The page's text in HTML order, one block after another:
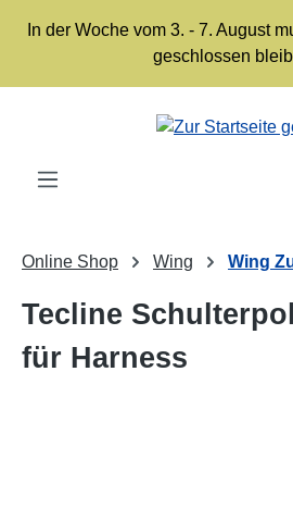
Zum Hauptinhalt springen
In der Woche vom 3. - 7. August
geschlossen
Online Shop Wing Wing
Tecline
für Harness